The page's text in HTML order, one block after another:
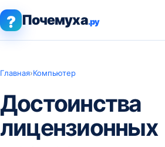
? Почемуха.ру
Главная›Компьютер
Достоинства
лицензионных